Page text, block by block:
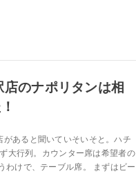
のナポリタンは相
あると聞いていそいそと。ハチ
大行列。カウンター席は希望者の
わけで、テーブル席。 まずはビー